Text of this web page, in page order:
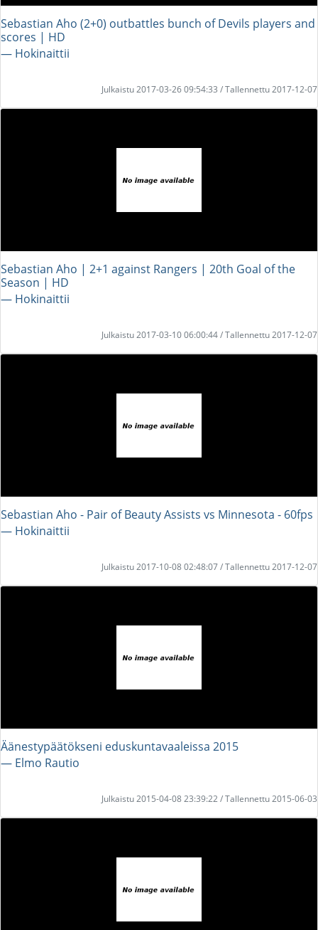
Sebastian Aho (2+0) outbattles bunch of Devils players and
scores | HD
― Hokinaittii
Julkaistu 2017-03-26 09:54:33 / Tallennettu 2017-12-07
Sebastian Aho | 2+1 against Rangers | 20th Goal of the
Season | HD
― Hokinaittii
Julkaistu 2017-03-10 06:00:44 / Tallennettu 2017-12-07
Sebastian Aho - Pair of Beauty Assists vs Minnesota - 60fps
― Hokinaittii
Julkaistu 2017-10-08 02:48:07 / Tallennettu 2017-12-07
Äänestypäätökseni eduskuntavaaleissa 2015
― Elmo Rautio
Julkaistu 2015-04-08 23:39:22 / Tallennettu 2015-06-03